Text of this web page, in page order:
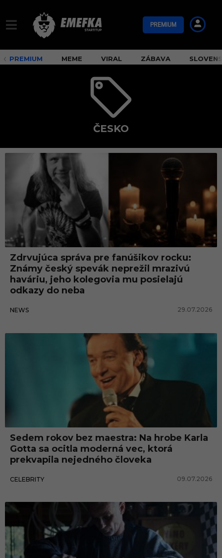
PREMIUM
PREMIUM MEME VIRAL ZÁBAVA
ČESKO
Zdrvujúca správa pre fanúšikov rocku:
Známy český spevák neprežil mrazivú
haváriu, jeho kolegovia mu posielajú
odkazy do neba
NEWS 29.07.2026
Sedem rokov bez maestra: Na hrobe Karla
Gotta sa ocitla moderná vec, ktorá
prekvapila nejedného človeka
CELEBRITY 09.07.2026